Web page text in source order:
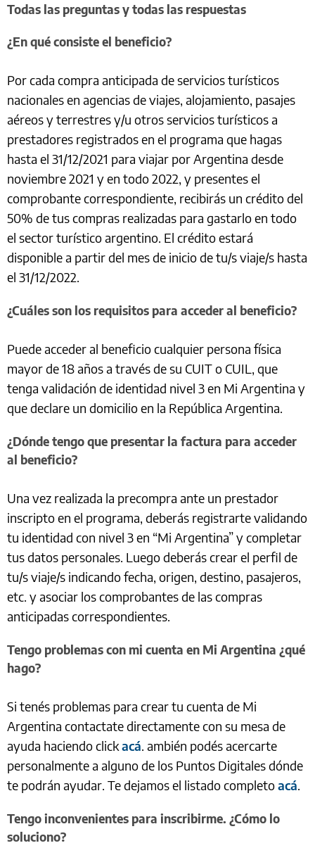
Todas las preguntas y todas las respuestas
¿En qué consiste el beneficio?
Por cada compra anticipada de servicios turísticos
nacionales en agencias de viajes, alojamiento, pasajes
aéreos y terrestres y/u otros servicios turísticos a
prestadores registrados en el programa que hagas
hasta el 31/12/2021 para viajar por Argentina desde
noviembre 2021 y en todo 2022, y presentes el
comprobante correspondiente, recibirás un crédito del
50% de tus compras realizadas para gastarlo en todo
el sector turístico argentino. El crédito estará
disponible a partir del mes de inicio de tu/s viaje/s hasta
el 31/12/2022.
¿Cuáles son los requisitos para acceder al beneficio?
Puede acceder al beneficio cualquier persona física
mayor de 18 años a través de su CUIT o CUIL, que
tenga validación de identidad nivel 3 en Mi Argentina y
que declare un domicilio en la República Argentina.
¿Dónde tengo que presentar la factura para acceder
al beneficio?
Una vez realizada la precompra ante un prestador
inscripto en el programa, deberás registrarte validando
tu identidad con nivel 3 en “Mi Argentina” y completar
tus datos personales. Luego deberás crear el perfil de
tu/s viaje/s indicando fecha, origen, destino, pasajeros,
etc. y asociar los comprobantes de las compras
anticipadas correspondientes.
Tengo problemas con mi cuenta en Mi Argentina ¿qué
hago?
Si tenés problemas para crear tu cuenta de Mi
Argentina contactate directamente con su mesa de
ayuda haciendo clickacá. ambién podés acercarte
personalmente a alguno de los Puntos Digitales dónde
te podrán ayudar. Te dejamos el listado completoacá.
Tengo inconvenientes para inscribirme. ¿Cómo lo
soluciono?